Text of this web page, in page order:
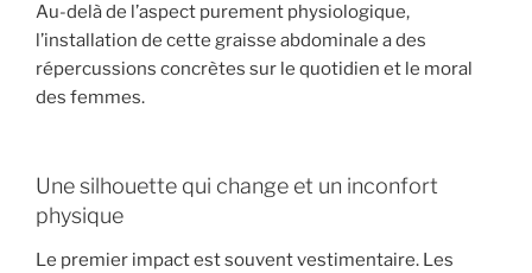
Au-delà de l’aspect purement physiologique,
l’installation de cette graisse abdominale a des
répercussions concrètes sur le quotidien et le moral
des femmes.
Une silhouette qui change et un inconfort
physique
Le premier impact est souvent vestimentaire. Les